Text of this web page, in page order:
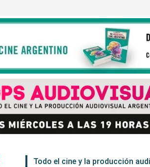
Todo el cine y la producción